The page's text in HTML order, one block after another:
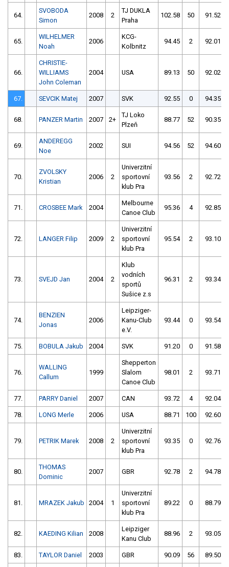
64.
SVOBODA
Simon
2008 2
TJ DUKLA
Praha
102.58 50 91.52
65.
WILHELMER
Noah
2006
KCG-
Kolbnitz
94.45 2 92.01
66.
CHRISTIE-
WILLIAMS
John Coleman
2004 USA 89.13 50 92.02
67. SEVCIK Matej 2007 SVK 92.55 0 94.35
68. PANZER Martin 2007 2+
TJ Loko
Plzeň
88.77 52 90.35
69.
ANDEREGG
Noe
2002 SUI 94.56 52 94.60
70.
ZVOLSKY
Kristian
2006 2
Univerzitní
sportovní
klub Pra
93.56 2 92.72
71. CROSBEE Mark 2004
Melbourne
Canoe Club
95.36 4 92.85
72. LANGER Filip 2009 2
Univerzitní
sportovní
klub Pra
95.54 2 93.10
73. SVEJD Jan 2004 2
Klub
vodních
sportů
Sušice z.s
96.31 2 93.34
74.
BENZIEN
Jonas
2006
Leipziger-
Kanu-Club
e.V.
93.44 0 93.54
75. BOBULA Jakub 2004 SVK 91.20 0 91.58
76.
WALLING
Callum
1999
Shepperton
Slalom
Canoe Club
98.01 2 93.71
77. PARRY Daniel 2007 CAN 93.72 4 92.04
78. LONG Merle 2006 USA 88.71 100 92.60
79. PETRIK Marek 2008 2
Univerzitní
sportovní
klub Pra
93.35 0 92.76
80.
THOMAS
Dominic
2007 GBR 92.78 2 94.78
81. MRAZEK Jakub 2004 1
Univerzitní
sportovní
klub Pra
89.22 0 88.79
82. KAEDING Kilian 2008
Leipziger
Kanu Club
88.96 2 93.05
83. TAYLOR Daniel 2003 GBR 90.09 56 89.50